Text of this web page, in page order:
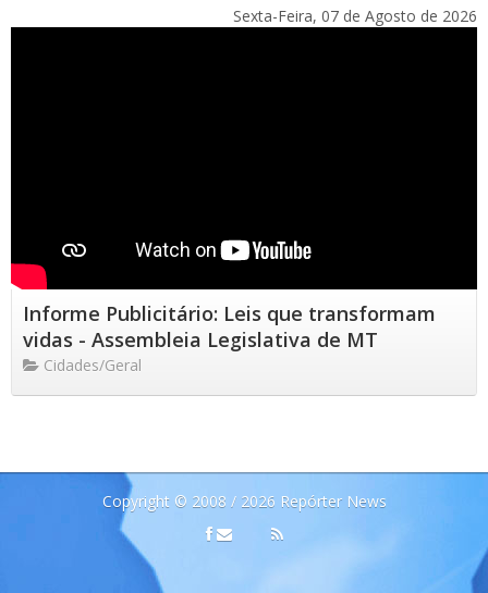
Sexta-Feira, 07 de Agosto de 2026
Informe Publicitário: Leis que transformam
vidas - Assembleia Legislativa de MT
Cidades/Geral
Copyright © 2008 / 2026 Repórter News